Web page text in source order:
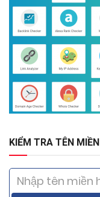
KIỂM TRA TÊN MIỀN